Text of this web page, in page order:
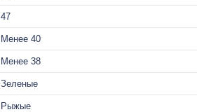
47
Менее 40
Менее 38
Зеленые
Рыжые